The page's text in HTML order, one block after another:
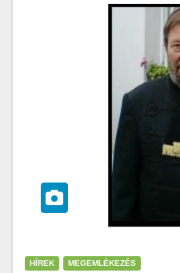
HÍREK MEGEMLÉKEZÉS